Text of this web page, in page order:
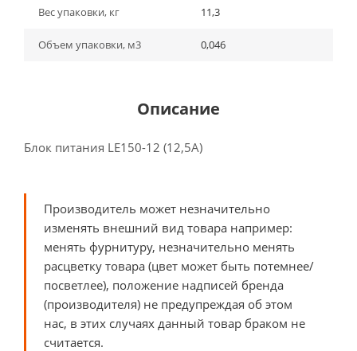
Вес упаковки, кг 11,3
Объем упаковки, м3 0,046
Описание
Блок питания LE150-12 (12,5A)
Производитель может незначительно
изменять внешний вид товара например:
менять фурнитуру, незначительно менять
расцветку товара (цвет может быть потемнее/
посветлее), положение надписей бренда
(производителя) не предупреждая об этом
нас, в этих случаях данный товар браком не
считается.